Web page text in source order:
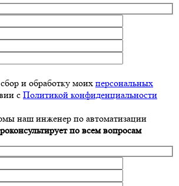
и обработку моих персональных
с Политикой конфиденциальности
наш инженер по автоматизации
по всем вопросам